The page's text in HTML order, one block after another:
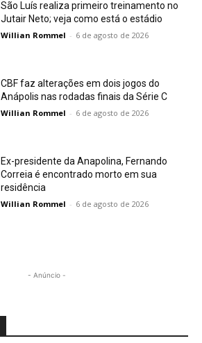
São Luís realiza primeiro treinamento no
Jutair Neto; veja como está o estádio
Willian Rommel - 6 de agosto de 2026
CBF faz alterações em dois jogos do
Anápolis nas rodadas finais da Série C
Willian Rommel - 6 de agosto de 2026
Ex-presidente da Anapolina, Fernando
Correia é encontrado morto em sua
residência
Willian Rommel - 6 de agosto de 2026
- Anúncio -